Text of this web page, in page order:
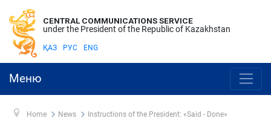
CENTRAL COMMUNICATIONS SERVICE
under the President of the Republic of Kazakhstan
ҚАЗ РУС ENG
Меню
Home News Instructions of the President: «Said - Done»